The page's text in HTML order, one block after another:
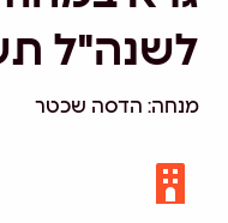
לשנה"ל
מנחה: הדסה שכטר